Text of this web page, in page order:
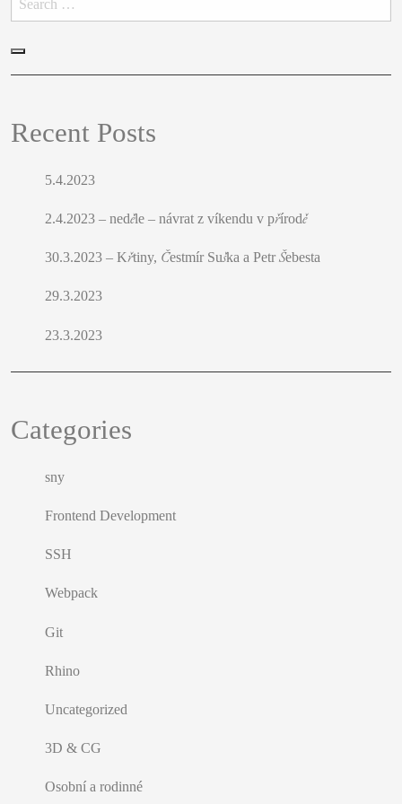
Hledat
Recent Posts
5.4.2023
2.4.2023 – neděle – návrat z víkendu v přírodě
30.3.2023 – Křtiny, Čestmír Suška a Petr Šebesta
29.3.2023
23.3.2023
Categories
sny
Frontend Development
SSH
Webpack
Git
Rhino
Uncategorized
3D & CG
Osobní a rodinné